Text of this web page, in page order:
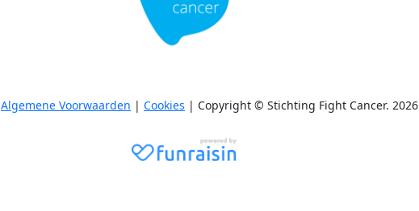
Algemene Voorwaarden | Cookies | Copyright © Stichting Fight Cancer. 2026